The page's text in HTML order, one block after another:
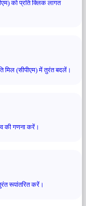
को प्रति क्लिक लागत
मिल (सीपीएम) में तुरंत बदलें।
की गणना करें।
रूपांतरित करें।